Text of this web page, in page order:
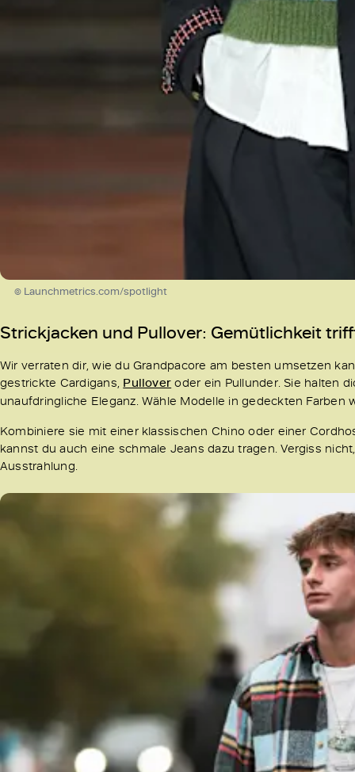
© Launchmetrics.com/spotlight
Strickjacken und Pullover: Gemütlichkeit
Wir verraten dir, wie du Grandpacore am besten umsetzen
gestrickte Cardigans, Pullover oder ein Pullunder. Sie halten
unaufdringliche Eleganz. Wähle Modelle in gedeckten Farben
Kombiniere sie mit einer klassischen Chino oder einer
kannst du auch eine schmale Jeans dazu tragen. Vergiss
Ausstrahlung.